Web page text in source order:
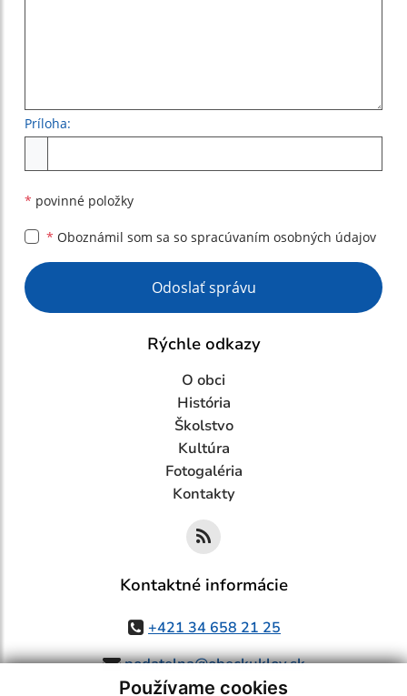
Používame cookies
Príloha:
* povinné položky
* Oboznámil som sa so spracúvaním osobných údajov
Google reCaptcha Response
Odoslať správu
Rýchle odkazy
O obci
História
Školstvo
Kultúra
Fotogaléria
Kontakty
Kontaktné informácie
+421 34 658 21 25
podatelna@obeckuklov.sk